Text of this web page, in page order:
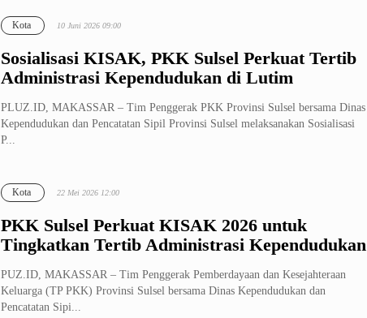
Sosialisasi KISAK, PKK Sulsel Perkuat Tertib
Administrasi Kependudukan di Lutim
Kota 10 Juni 2026 09:00
PLUZ.ID, MAKASSAR – Tim Penggerak PKK Provinsi Sulsel bersama Dinas
Kependudukan dan Pencatatan Sipil Provinsi Sulsel melaksanakan Sosialisasi
P...
PKK Sulsel Perkuat KISAK 2026 untuk
Tingkatkan Tertib Administrasi Kependudukan
Kota 22 Mei 2026 12:00
PUZ.ID, MAKASSAR – Tim Penggerak Pemberdayaan dan Kesejahteraan
Keluarga (TP PKK) Provinsi Sulsel bersama Dinas Kependudukan dan
Pencatatan Sipi...